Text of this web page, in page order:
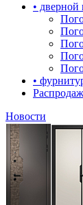
•
•
Новости